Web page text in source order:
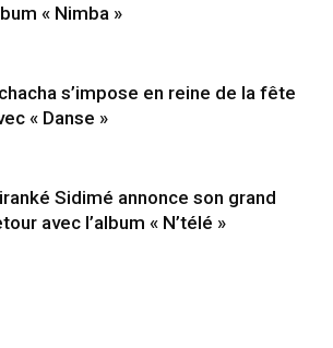
« Nimba »
s’impose en reine de la fête
« Danse »
Sidimé annonce son grand
avec l’album « N’télé »